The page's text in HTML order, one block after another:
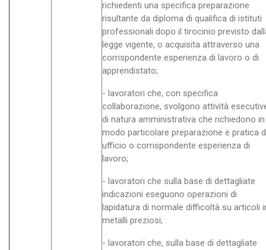
richiedenti una specifica preparazione
risultante da diploma di qualifica di istituti
professionali dopo il tirocinio previsto
legge vigente, o acquisita attraverso una
corrispondente esperienza di lavoro o di
apprendistato;
- lavoratori che, con specifica
collaborazione, svolgono attività
di natura amministrativa che richiedono in
modo particolare preparazione e pratica
ufficio o corrispondente esperienza di
lavoro;
- lavoratori che sulla base di dettagliate
indicazioni eseguono operazioni di
lapidatura di normale difficoltà su articoli
metalli preziosi;
- lavoratori che, sulla base di dettagliate